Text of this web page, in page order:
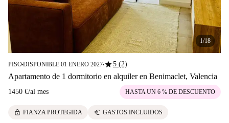
1/18
PISO■DISPONIBLE 01 ENERO 2027■star5 (2)
Apartamento de 1 dormitorio en alquiler en Benimaclet, Valencia
1450 €/al mes HASTA UN 6 % DE DESCUENTO
lock FIANZA PROTEGIDA euro GASTOS INCLUIDOS